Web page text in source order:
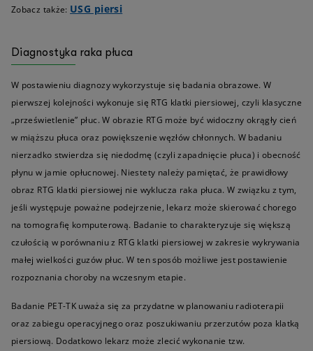
Zobacz także: USG piersi
Diagnostyka raka płuca
W postawieniu diagnozy wykorzystuje się badania obrazowe. W
pierwszej kolejności wykonuje się RTG klatki piersiowej, czyli klasyczne
„prześwietlenie” płuc. W obrazie RTG może być widoczny okrągły cień
w miąższu płuca oraz powiększenie węzłów chłonnych. W badaniu
nierzadko stwierdza się niedodmę (czyli zapadnięcie płuca) i obecność
płynu w jamie opłucnowej. Niestety należy pamiętać, że prawidłowy
obraz RTG klatki piersiowej nie wyklucza raka płuca. W związku z tym,
jeśli występuje poważne podejrzenie, lekarz może skierować chorego
na tomografię komputerową. Badanie to charakteryzuje się większą
czułością w porównaniu z RTG klatki piersiowej w zakresie wykrywania
małej wielkości guzów płuc. W ten sposób możliwe jest postawienie
rozpoznania choroby na wczesnym etapie.
Badanie PET-TK uważa się za przydatne w planowaniu radioterapii
oraz zabiegu operacyjnego oraz poszukiwaniu przerzutów poza klatką
piersiową. Dodatkowo lekarz może zlecić wykonanie tzw.